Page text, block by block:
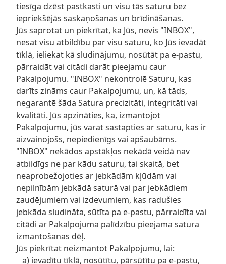
tiesīga dzēst pastkasti un visu tās saturu bez
iepriekšējās saskaņošanas un brīdināšanas.
Jūs saprotat un piekrītat, ka Jūs, nevis "INBOX",
nesat visu atbildību par visu saturu, ko Jūs ievadāt
tīklā, ieliekat kā sludinājumu, nosūtāt pa e-pastu,
pārraidāt vai citādi darāt pieejamu caur
Pakalpojumu. "INBOX" nekontrolē Saturu, kas
darīts zināms caur Pakalpojumu, un, kā tāds,
negarantē šāda Satura precizitāti, integritāti vai
kvalitāti. Jūs apzināties, ka, izmantojot
Pakalpojumu, jūs varat sastapties ar saturu, kas ir
aizvainojošs, nepiedienīgs vai apšaubāms.
"INBOX" nekādos apstākļos nekādā veidā nav
atbildīgs ne par kādu saturu, tai skaitā, bet
neaprobežojoties ar jebkādām kļūdām vai
nepilnībām jebkādā saturā vai par jebkādiem
zaudējumiem vai izdevumiem, kas radušies
jebkāda sludināta, sūtīta pa e-pastu, pārraidīta vai
citādi ar Pakalpojuma palīdzību pieejama satura
izmantošanas dēļ.
Jūs piekrītat neizmantot Pakalpojumu, lai:
a) ievadītu tīklā, nosūtītu, pārsūtītu pa e-pastu,